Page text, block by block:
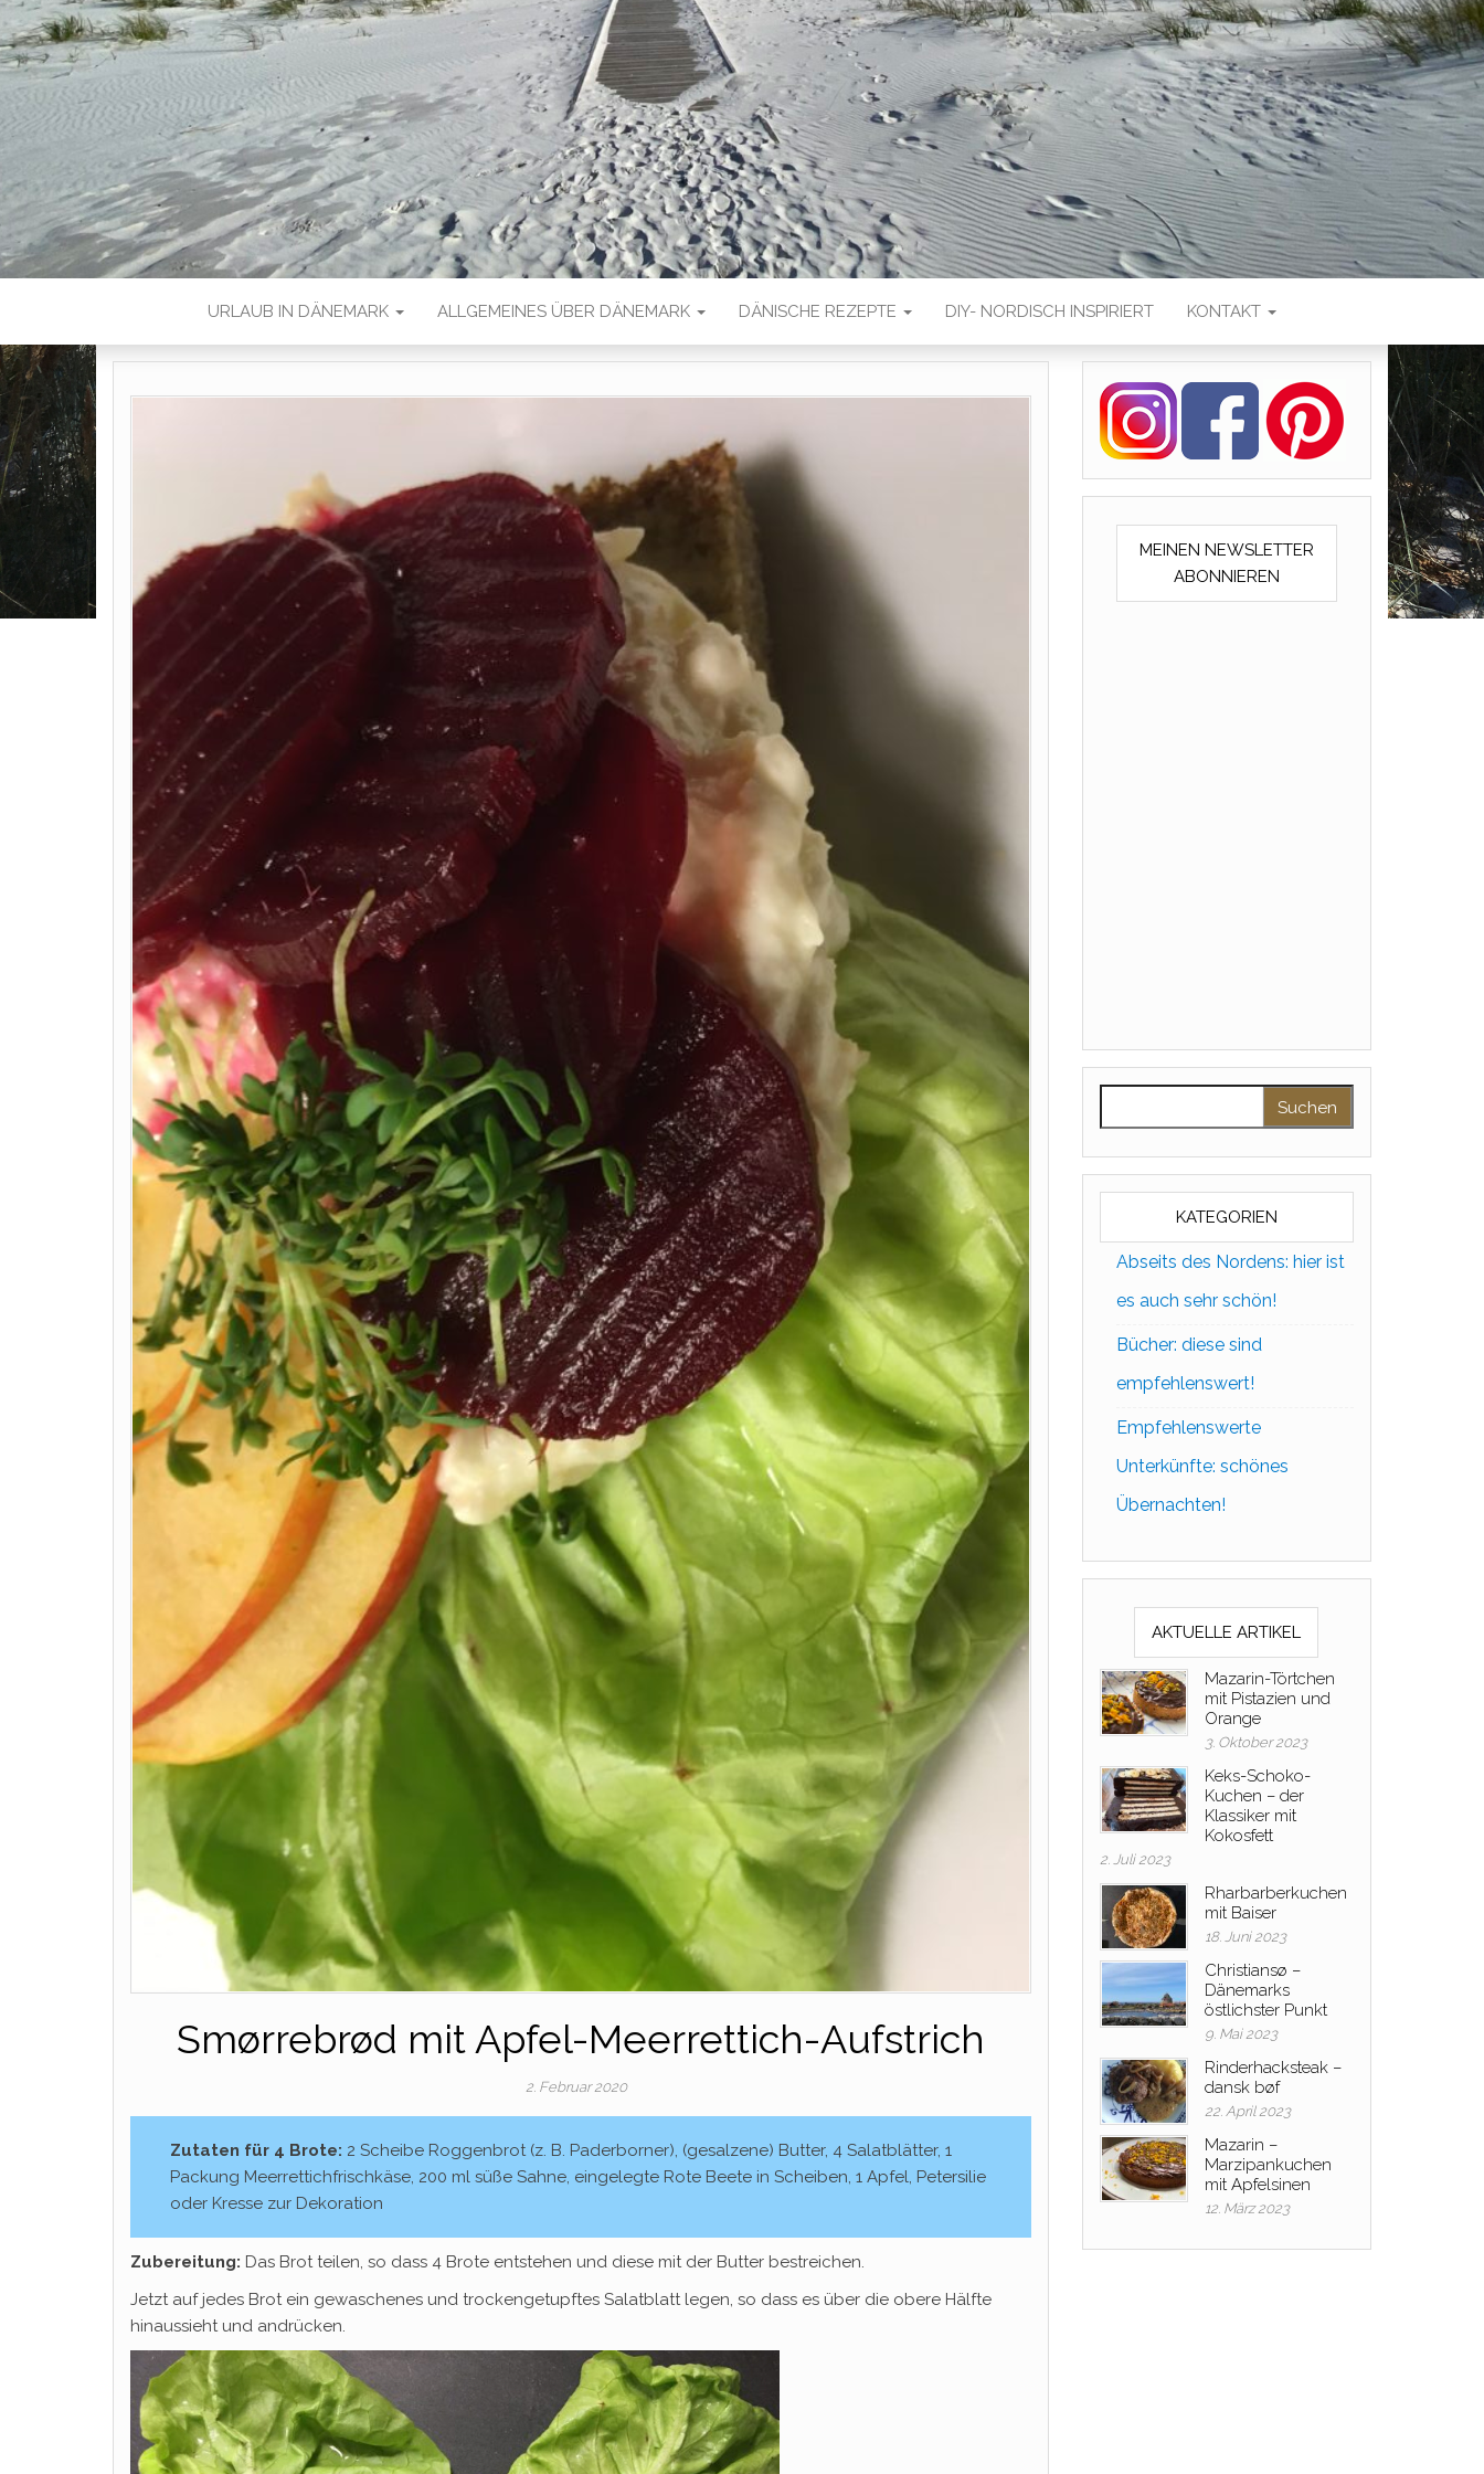
URLAUB IN DÄNEMARK ALLGEMEINES ÜBER DÄNEMARK DÄNISCHE REZEPTE DIY- NORDISCH INSPIRIERT KONTAKT
Smørrebrød mit Apfel-Meerrettich-Aufstrich
2. Februar 2020
Zutaten für 4 Brote: 2 Scheibe Roggenbrot (z. B. Paderborner), (gesalzene) Butter, 4 Salatblätter, 1
Packung Meerrettichfrischkäse, 200 ml süße Sahne, eingelegte Rote Beete in Scheiben, 1 Apfel, Petersilie
oder Kresse zur Dekoration
Zubereitung: Das Brot teilen, so dass 4 Brote entstehen und diese mit der Butter bestreichen.
Jetzt auf jedes Brot ein gewaschenes und trockengetupftes Salatblatt legen, so dass es über die obere Hälfte
hinaussieht und andrücken.
MEINEN NEWSLETTER
ABONNIEREN
KATEGORIEN
Abseits des Nordens: hier ist
es auch sehr schön!
Bücher: diese sind
empfehlenswert!
Empfehlenswerte
Unterkünfte: schönes
Übernachten!
AKTUELLE ARTIKEL
Mazarin-Törtchen
mit Pistazien und
Orange
3. Oktober 2023
Keks-Schoko-
Kuchen – der
Klassiker mit
Kokosfett
2. Juli 2023
Rharbarberkuchen
mit Baiser
18. Juni 2023
Christiansø –
Dänemarks
östlichster Punkt
9. Mai 2023
Rinderhacksteak –
dansk bøf
22. April 2023
Mazarin –
Marzipankuchen
mit Apfelsinen
12. März 2023